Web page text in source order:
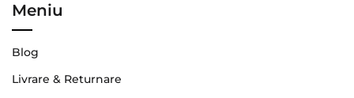
Meniu
Blog
Livrare & Returnare